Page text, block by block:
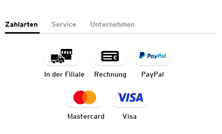
Zahlarten Service Unternehmen
In der Filiale Rechnung PayPal
Mastercard Visa